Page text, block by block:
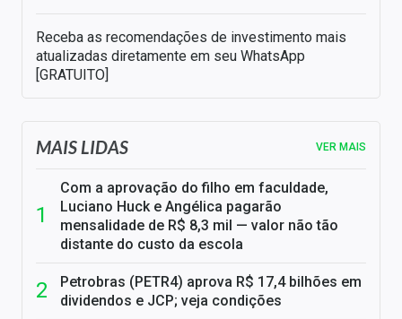
Receba as recomendações de investimento mais
atualizadas diretamente em seu WhatsApp
[GRATUITO]
MAIS LIDAS VER MAIS
Com a aprovação do filho em faculdade,
Luciano Huck e Angélica pagarão
mensalidade de R$ 8,3 mil — valor não tão
distante do custo da escola
Petrobras (PETR4) aprova R$ 17,4 bilhões em
dividendos e JCP; veja condições